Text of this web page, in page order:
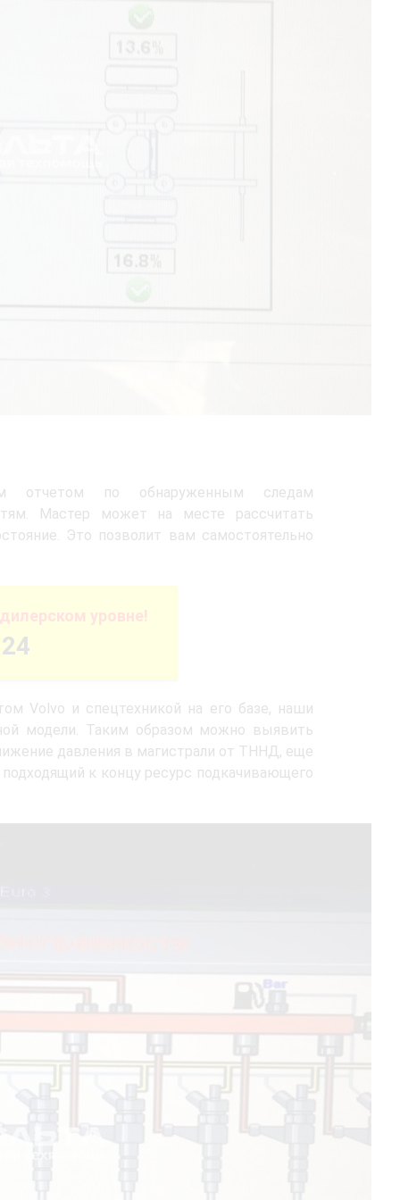
отчетом по обнаруженным следам
Мастер может на месте рассчитать
Это позволит вам самостоятельно
уровне!
Volvo и спецтехникой на его базе, наши
модели. Таким образом можно выявить
давления в магистрали от ТННД, еще
к концу ресурс подкачивающего